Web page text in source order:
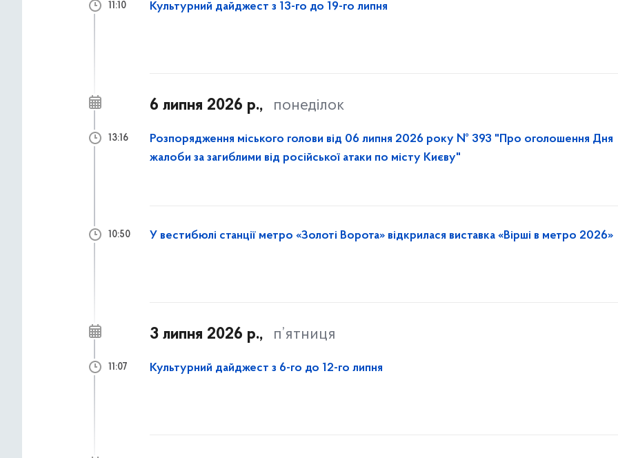
Культурний дайджест з 13-го до 19-го липня
11:10
6 липня 2026 р., понеділок
Розпорядження міського голови від 06 липня 2026 року № 393 "Про оголошення Дня
жалоби за загиблими від російської атаки по місту Києву"
13:16
У вестибюлі станції метро «Золоті Ворота» відкрилася виставка «Вірші в метро 2026»
10:50
3 липня 2026 р., п’ятниця
Культурний дайджест з 6-го до 12-го липня
11:07